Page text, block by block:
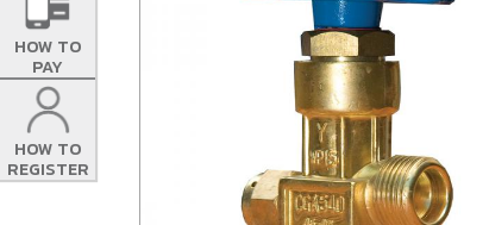
HOW TO
PAY
HOW TO
REGISTER